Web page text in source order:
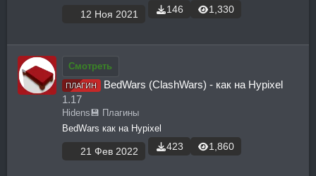
12 Ноя 2021 146 1,330
Смотреть
ПЛАГИН
BedWars (ClashWars) - как на Hypixel
1.17
Hidens 💾 Плагины
BedWars как на Hypixel
21 Фев 2022 423 1,860